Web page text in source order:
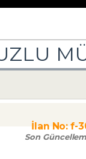
İlan No:f-
Son